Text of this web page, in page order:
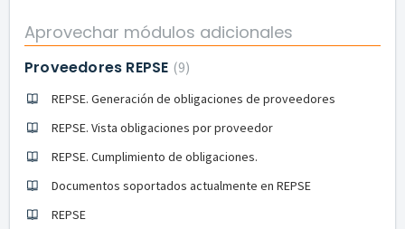
Aprovechar módulos adicionales
Proveedores REPSE 9
REPSE. Generación de obligaciones de proveedores
REPSE. Vista obligaciones por proveedor
REPSE. Cumplimiento de obligaciones.
Documentos soportados actualmente en REPSE
REPSE